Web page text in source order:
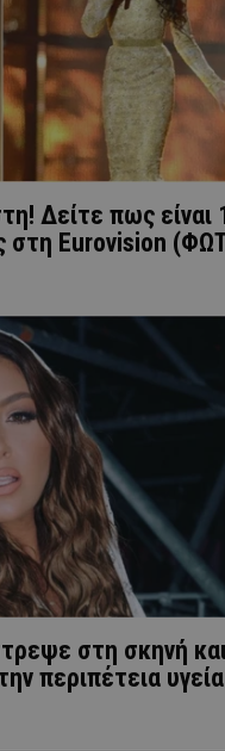
Δείτε πως είναι
στη Eurovision
στη σκηνή
περιπέτεια